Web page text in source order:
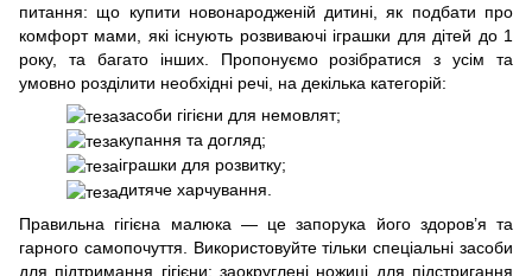
питання: що купити новонародженій дитині, як подбати про
комфорт мами, які існують розвиваючі іграшки для дітей до 1
року, та багато інших. Пропонуємо розібратися з усім та
умовно розділити необхідні речі, на декілька категорій:
засоби гігієни для немовлят;
купання та догляд;
іграшки для розвитку;
дитяче харчування.
Правильна гігієна малюка — це запорука його здоров’я та
гарного самопочуття. Використовуйте тільки спеціальні засоби
для підтримання гігієни: заокруглені ножиці для підстригання